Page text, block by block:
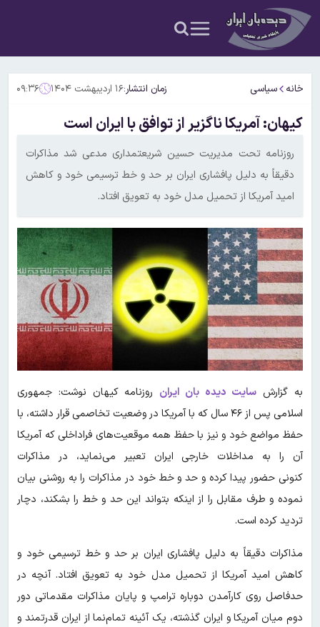
خانه سیاسی زمان انتشار:۱۶ اردیبهشت ۱۴۰۴ ۰۹:۳۶
کیهان: آمریکا ناگزیر از توافق با ایران است
روزنامه تحت مدیریت حسین شریعتمداری مدعی شد مذاکرات
دقیقاً به دلیل پافشاری ایران بر حد و خط ترسیمی خود و کاهش
امید آمریکا از تحمیل مدل خود به تعویق افتاد.
به گزارش سایت دیده بان ایران روزنامه کیهان نوشت: جمهوری
اسلامی پس از ۴۶ سال که با آمریکا در وضعیت تخاصمی قرار داشته، با
حفظ مواضع خود و نیز با حفظ همه موقعیت‌های فراداخلی که آمریکا
آن را به مداخلات خارجی ایران تعبیر می‌نماید، در مذاکرات
کنونی حضور پیدا کرده و حد و خط خود در مذاکرات را به روشنی بیان
نموده و طرف مقابل را از اینکه بتواند این حد و خط را بشکند، دچار
تردید کرده است.
مذاکرات دقیقاً به دلیل پافشاری ایران بر حد و خط ترسیمی خود و
کاهش امید آمریکا از تحمیل مدل خود به تعویق افتاد. آنچه در
حدفاصل روی کارآمدن دوباره ترامپ و پایان مذاکرات مقدماتی دور
دوم میان آمریکا و ایران گذشته، یک آئینه تمام‌نما از ایران قدرتمند و